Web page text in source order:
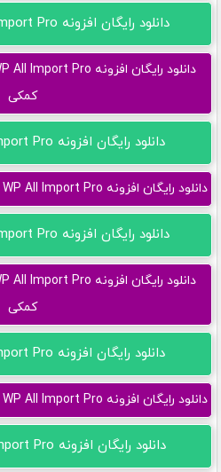
دانلود رایگان افزونه WP All Import Pro نسخه 4.11.1
کمکی
دانلود رایگان افزونه WP All Import Pro نسخه 4.11
دانلود رایگان افزونه WP All Import Pro نسخه 4.11 - لینک سرور کمکی
دانلود رایگان افزونه WP All Import Pro نسخه 4.10.1
کمکی
دانلود رایگان افزونه WP All Import Pro نسخه 4.10
دانلود رایگان افزونه WP All Import Pro نسخه 4.10 - لینک سرور کمکی
دانلود رایگان افزونه WP All Import Pro نسخه 4.9.7